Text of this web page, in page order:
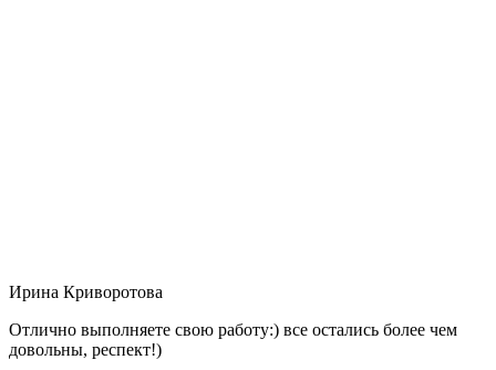
Ирина Криворотова
Отлично выполняете свою работу:) все остались более чем
довольны, респект!)